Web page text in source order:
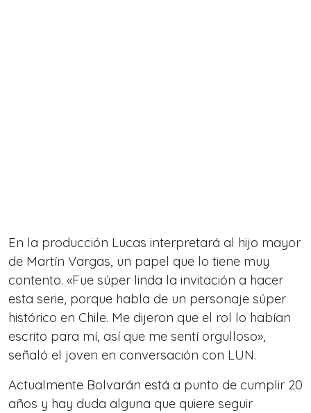
En la producción Lucas interpretará al hijo mayor
de Martín Vargas, un papel que lo tiene muy
contento. «Fue súper linda la invitación a hacer
esta serie, porque habla de un personaje súper
histórico en Chile. Me dijeron que el rol lo habían
escrito para mí, así que me sentí orgulloso»,
señaló el joven en conversación con LUN.
Actualmente Bolvarán está a punto de cumplir 20
años y hay duda alguna que quiere seguir